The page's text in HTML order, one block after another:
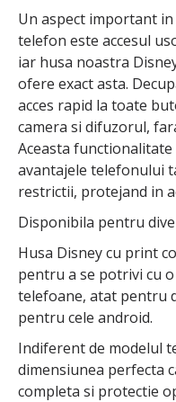
Un aspect important
telefon este accesul
iar husa noastra
ofere exact asta.
acces rapid la toate
camera si difuzorul,
Aceasta
avantajele telefonului
restrictii, protejand in
Disponibila pentru
Husa Disney cu print
pentru a se potrivi cu
telefoane, atat pentru
pentru cele android.
Indiferent de modelul
dimensiunea perfecta
completa si protectie